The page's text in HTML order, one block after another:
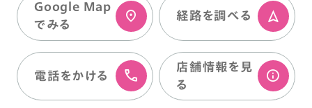
Google Map
でみる
経路を調べる
電話をかける
店舗情報を⾒
る